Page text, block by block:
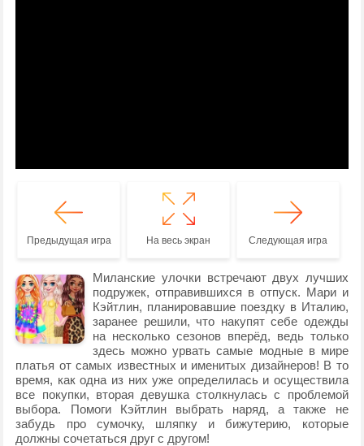
Предыдущая игра На весь экран Следующая игра
Миланские улочки встречают двух лучших
подружек, отправившихся в отпуск. Мари и
Кэйтлин, планировавшие поездку в Италию,
заранее решили, что накупят себе одежды
на несколько сезонов вперёд, ведь только
здесь можно урвать самые модные в мире
платья от самых известных и именитых дизайнеров! В то
время, как одна из них уже определилась и осуществила
все покупки, вторая девушка столкнулась с проблемой
выбора. Помоги Кэйтлин выбрать наряд, а также не
забудь про сумочку, шляпку и бижутерию, которые
должны сочетаться друг с другом!